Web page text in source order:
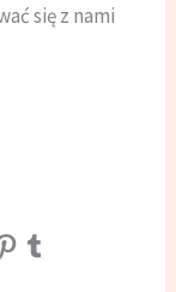
się z nami
Tumblr